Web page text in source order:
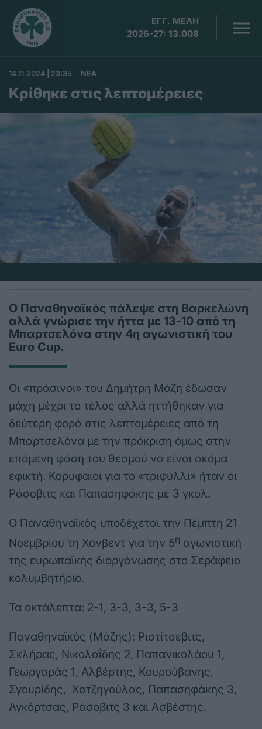
ΕΓΓ. ΜΕΛΗ
2026-27: 13.008
14.11.2024 | 23:35 ΝΕΑ
Κρίθηκε στις λεπτομέρειες
Ο Παναθηναϊκός πάλεψε στη Βαρκελώνη
αλλά γνώρισε την ήττα με 13-10 από τη
Μπαρτσελόνα στην 4η αγωνιστική του
Euro Cup.
Οι «πράσινοι» του Δημήτρη Μάζη έδωσαν
μάχη μέχρι το τέλος αλλά ηττήθηκαν για
δεύτερη φορά στις λεπτομέρειες από τη
Μπαρτσελόνα με την πρόκριση όμως στην
επόμενη φάση του θεσμού να είναι ακόμα
εφικτή. Κορυφαίοι για το «τριφύλλι» ήταν οι
Ράσοβιτς και Παπασηφάκης με 3 γκολ.
Ο Παναθηναϊκός υποδέχεται την Πέμπτη 21
Νοεμβρίου τη Χόνβεντ για την 5η αγωνιστική
της ευρωπαϊκής διοργάνωσης στο Σεράφειο
κολυμβητήριο.
Τα οκτάλεπτα: 2-1, 3-3, 3-3, 5-3
Παναθηναϊκός (Μάζης): Ριστίτσεβιτς,
Σκλήρας, Νικολαΐδης 2, Παπανικολάου 1,
Γεωργαράς 1, Αλβέρτης, Κουρούβανης,
Σγουρίδης, Χατζηγούλας, Παπασηφάκης 3,
Αγκόρτσας, Ράσοβιτς 3 και Ασβέστης.